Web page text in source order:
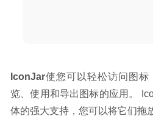
IconJar使您可以轻松访问图标
览、使用和导出图标的应用。
体的强大支持，您可以将它们拖